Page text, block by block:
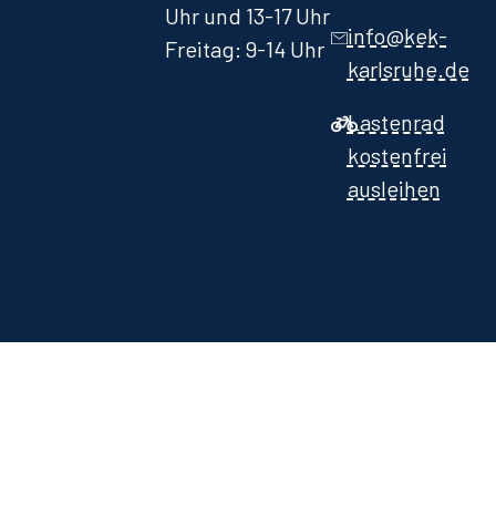
Uhr und 13-17 Uhr
Freitag: 9-14 Uhr
info@kek-
karlsruhe.de
Lastenrad
kostenfrei
ausleihen